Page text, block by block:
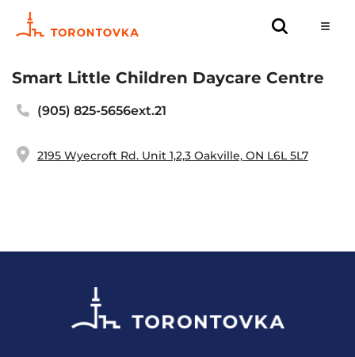
Smart Little Children Daycare Centre
(905) 825-5656ext.21
2195 Wyecroft Rd. Unit 1,2,3 Oakville, ON L6L 5L7